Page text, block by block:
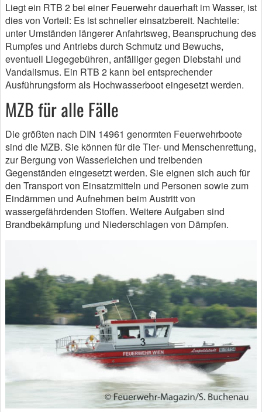
Liegt ein RTB 2 bei einer Feuerwehr dauerhaft im Wasser, ist
dies von Vorteil: Es ist schneller einsatzbereit. Nachteile:
unter Umständen längerer Anfahrtsweg, Beanspruchung des
Rumpfes und Antriebs durch Schmutz und Bewuchs,
eventuell Liegegebühren, anfälliger gegen Diebstahl und
Vandalismus. Ein RTB 2 kann bei entsprechender
Ausführungsform als Hochwasserboot eingesetzt werden.
MZB für alle Fälle
Die größten nach DIN 14961 genormten Feuerwehrboote
sind die MZB. Sie können für die Tier- und Menschenrettung,
zur Bergung von Wasserleichen und treibenden
Gegenständen eingesetzt werden. Sie eignen sich auch für
den Transport von Einsatzmitteln und Personen sowie zum
Eindämmen und Aufnehmen beim Austritt von
wassergefährdenden Stoffen. Weitere Aufgaben sind
Brandbekämpfung und Niederschlagen von Dämpfen.